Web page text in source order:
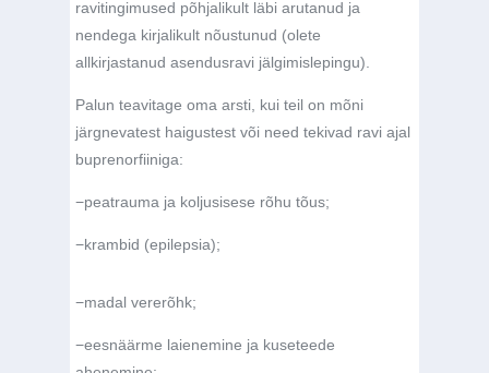
ravitingimused põhjalikult läbi arutanud ja
nendega kirjalikult nõustunud (olete
allkirjastanud asendusravi jälgimislepingu).
Palun teavitage oma arsti, kui teil on mõni
järgnevatest haigustest või need tekivad ravi ajal
buprenorfiiniga:
−peatrauma ja koljusisese rõhu tõus;
−krambid (epilepsia);
−madal vererõhk;
−eesnäärme laienemine ja kuseteede